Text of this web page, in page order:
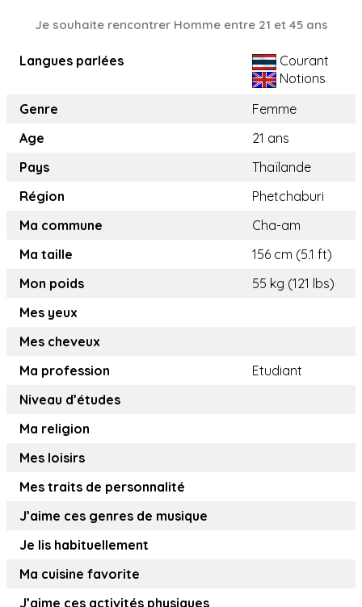
Je souhaite rencontrer Homme entre 21 et 45 ans
Langues parlées
Courant
Notions
Genre
Femme
Age
21 ans
Pays
Thaïlande
Région
Phetchaburi
Ma commune
Cha-am
Ma taille
156 cm (5.1 ft)
Mon poids
55 kg (121 lbs)
Mes yeux
Mes cheveux
Ma profession
Etudiant
Niveau d’études
Ma religion
Mes loisirs
Mes traits de personnalité
J’aime ces genres de musique
Je lis habituellement
Ma cuisine favorite
J’aime ces activités physiques